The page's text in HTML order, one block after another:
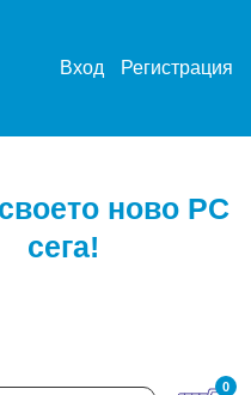
Вход Регистрация
ново PC
сега!
0